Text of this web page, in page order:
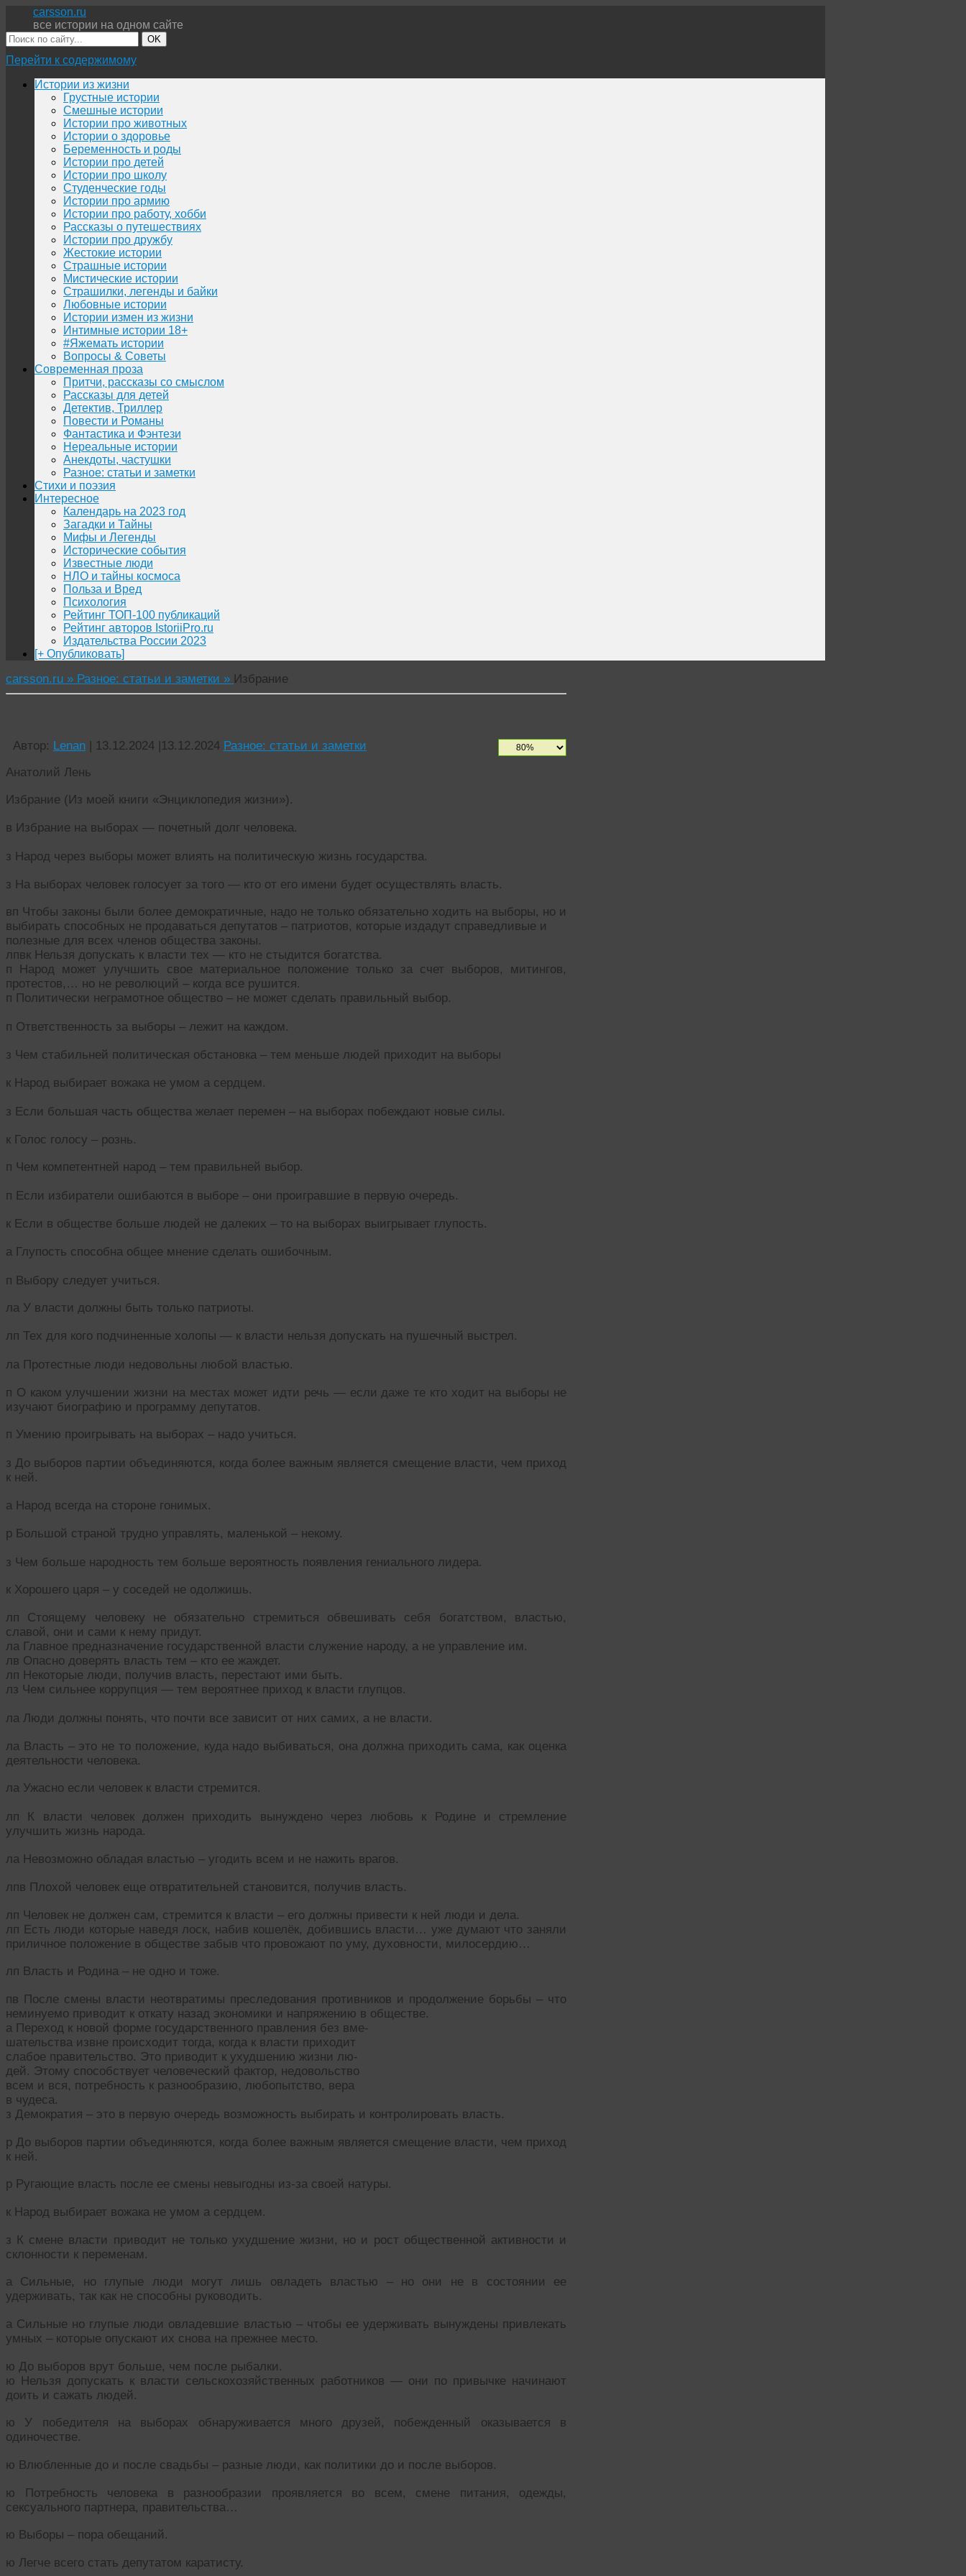
carsson.ru
все истории на одном сайте
OK
Перейти к содержимому
Истории из жизни
Грустные истории
Смешные истории
Истории про животных
Истории о здоровье
Беременность и роды
Истории про детей
Истории про школу
Студенческие годы
Истории про армию
Истории про работу, хобби
Рассказы о путешествиях
Истории про дружбу
Жестокие истории
Страшные истории
Мистические истории
Страшилки, легенды и байки
Любовные истории
Истории измен из жизни
Интимные истории 18+
#Яжемать истории
Вопросы & Советы
Современная проза
Притчи, рассказы со смыслом
Рассказы для детей
Детектив, Триллер
Повести и Романы
Фантастика и Фэнтези
Нереальные истории
Анекдоты, частушки
Разное: статьи и заметки
Стихи и поэзия
Интересное
Календарь на 2023 год
Загадки и Тайны
Мифы и Легенды
Исторические события
Известные люди
НЛО и тайны космоса
Польза и Вред
Психология
Рейтинг ТОП-100 публикаций
Рейтинг авторов IstoriiPro.ru
Издательства России 2023
[+ Опубликовать]
carsson.ru » Разное: статьи и заметки » Избрание
Автор: Lenan | 13.12.2024 |13.12.2024 Разное: статьи и заметки
Анатолий Лень
Избрание (Из моей книги «Энциклопедия жизни»).
в Избрание на выборах — почетный долг человека.
з Народ через выборы может влиять на политическую жизнь государства.
з На выборах человек голосует за того — кто от его имени будет осуществлять власть.
вп Чтобы законы были более демократичные, надо не только обязательно ходить на выборы, но и
выбирать способных не продаваться депутатов – патриотов, которые издадут справедливые и
полезные для всех членов общества законы.
лпвк Нельзя допускать к власти тех — кто не стыдится богатства.
п Народ может улучшить свое материальное положение только за счет выборов, митингов,
протестов,… но не революций – когда все рушится.
п Политически неграмотное общество – не может сделать правильный выбор.
п Ответственность за выборы – лежит на каждом.
з Чем стабильней политическая обстановка – тем меньше людей приходит на выборы
к Народ выбирает вожака не умом а сердцем.
з Если большая часть общества желает перемен – на выборах побеждают новые силы.
к Голос голосу – рознь.
п Чем компетентней народ – тем правильней выбор.
п Если избиратели ошибаются в выборе – они проигравшие в первую очередь.
к Если в обществе больше людей не далеких – то на выборах выигрывает глупость.
а Глупость способна общее мнение сделать ошибочным.
п Выбору следует учиться.
ла У власти должны быть только патриоты.
лп Тех для кого подчиненные холопы — к власти нельзя допускать на пушечный выстрел.
ла Протестные люди недовольны любой властью.
п О каком улучшении жизни на местах может идти речь — если даже те кто ходит на выборы не
изучают биографию и программу депутатов.
п Умению проигрывать на выборах – надо учиться.
з До выборов партии объединяются, когда более важным является смещение власти, чем приход
к ней.
а Народ всегда на стороне гонимых.
р Большой страной трудно управлять, маленькой – некому.
з Чем больше народность тем больше вероятность появления гениального лидера.
к Хорошего царя – у соседей не одолжишь.
лп Стоящему человеку не обязательно стремиться обвешивать себя богатством, властью,
славой, они и сами к нему придут.
ла Главное предназначение государственной власти служение народу, а не управление им.
лв Опасно доверять власть тем – кто ее жаждет.
лп Некоторые люди, получив власть, перестают ими быть.
лз Чем сильнее коррупция — тем вероятнее приход к власти глупцов.
ла Люди должны понять, что почти все зависит от них самих, а не власти.
ла Власть – это не то положение, куда надо выбиваться, она должна приходить сама, как оценка
деятельности человека.
ла Ужасно если человек к власти стремится.
лп К власти человек должен приходить вынуждено через любовь к Родине и стремление
улучшить жизнь народа.
ла Невозможно обладая властью – угодить всем и не нажить врагов.
лпв Плохой человек еще отвратительней становится, получив власть.
лп Человек не должен сам, стремится к власти – его должны привести к ней люди и дела.
лп Есть люди которые наведя лоск, набив кошелёк, добившись власти… уже думают что заняли
приличное положение в обществе забыв что провожают по уму, духовности, милосердию…
лп Власть и Родина – не одно и тоже.
пв После смены власти неотвратимы преследования противников и продолжение борьбы – что
неминуемо приводит к откату назад экономики и напряжению в обществе.
а Переход к новой форме государственного правления без вме-
шательства извне происходит тогда, когда к власти приходит
слабое правительство. Это приводит к ухудшению жизни лю-
дей. Этому способствует человеческий фактор, недовольство
всем и вся, потребность к разнообразию, любопытство, вера
в чудеса.
з Демократия – это в первую очередь возможность выбирать и контролировать власть.
р До выборов партии объединяются, когда более важным является смещение власти, чем приход
к ней.
р Ругающие власть после ее смены невыгодны из-за своей натуры.
к Народ выбирает вожака не умом а сердцем.
з К смене власти приводит не только ухудшение жизни, но и рост общественной активности и
склонности к переменам.
а Сильные, но глупые люди могут лишь овладеть властью – но они не в состоянии ее
удерживать, так как не способны руководить.
а Сильные но глупые люди овладевшие властью – чтобы ее удерживать вынуждены привлекать
умных – которые опускают их снова на прежнее место.
ю До выборов врут больше, чем после рыбалки.
ю Нельзя допускать к власти сельскохозяйственных работников — они по привычке начинают
доить и сажать людей.
ю У победителя на выборах обнаруживается много друзей, побежденный оказывается в
одиночестве.
ю Влюбленные до и после свадьбы – разные люди, как политики до и после выборов.
ю Потребность человека в разнообразии проявляется во всем, смене питания, одежды,
сексуального партнера, правительства…
ю Выборы – пора обещаний.
ю Легче всего стать депутатом каратисту.